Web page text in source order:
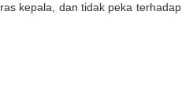
kepala, dan tidak peka terhadap